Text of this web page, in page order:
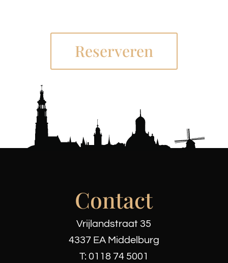
Reserveren
Contact
Vrijlandstraat 35
4337 EA Middelburg
T: 0118 74 5001